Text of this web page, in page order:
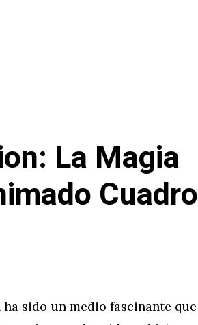
La Magia
Cuadro
sido un medio fascinante que